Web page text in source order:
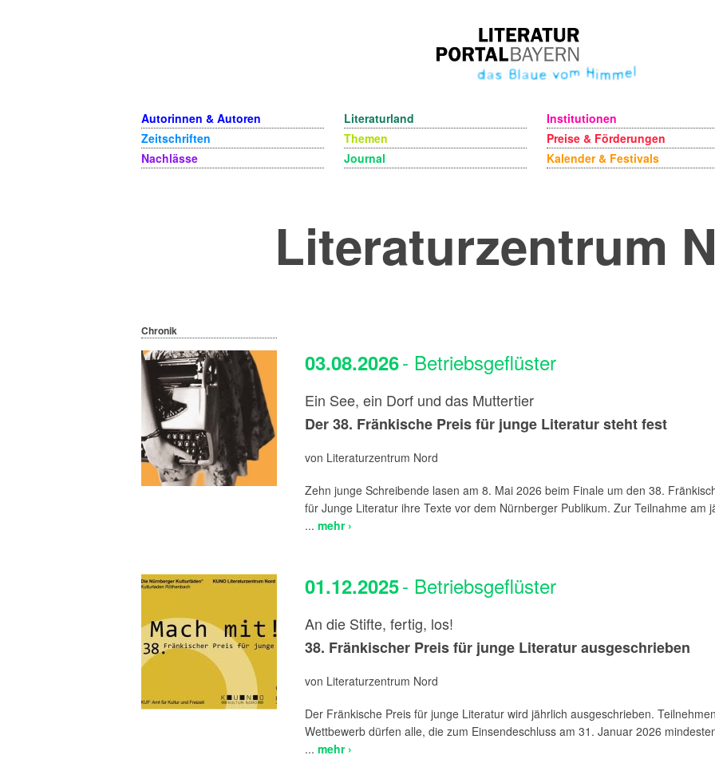
Autorinnen & Autoren
Zeitschriften
Nachlässe
Literaturland
Themen
Journal
Institutionen
Preise & Förderungen
Kalender & Festivals
Literaturzentrum
Chronik
03.08.2026- Betriebsgeflüster
Ein See, ein Dorf und das Muttertier
Der 38. Fränkische Preis für junge Literatur steht fest
von Literaturzentrum Nord
Zehn junge Schreibende lasen am 8. Mai 2026 beim Finale um den 38.
für Junge Literatur ihre Texte vor dem Nürnberger Publikum. Zur Teilnahme am
... mehr ›
01.12.2025- Betriebsgeflüster
An die Stifte, fertig, los!
38. Fränkischer Preis für junge Literatur ausgeschrieben
von Literaturzentrum Nord
Der Fränkische Preis für junge Literatur wird jährlich ausgeschrieben.
Wettbewerb dürfen alle, die zum Einsendeschluss am 31. Januar 2026
... mehr ›